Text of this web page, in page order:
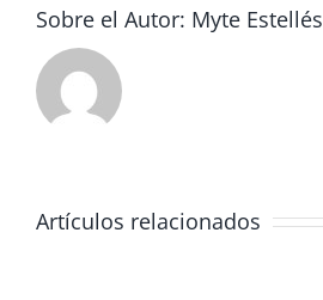
Sobre el Autor: Myte Estellés
Artículos relacionados